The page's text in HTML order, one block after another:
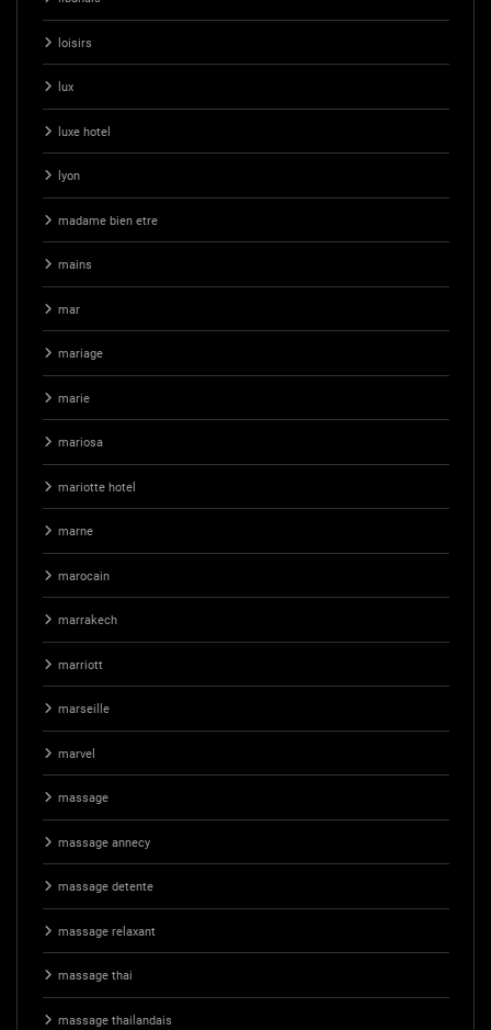
loisirs
lux
luxe hotel
lyon
madame bien etre
mains
mar
mariage
marie
mariosa
mariotte hotel
marne
marocain
marrakech
marriott
marseille
marvel
massage
massage annecy
massage detente
massage relaxant
massage thai
massage thailandais